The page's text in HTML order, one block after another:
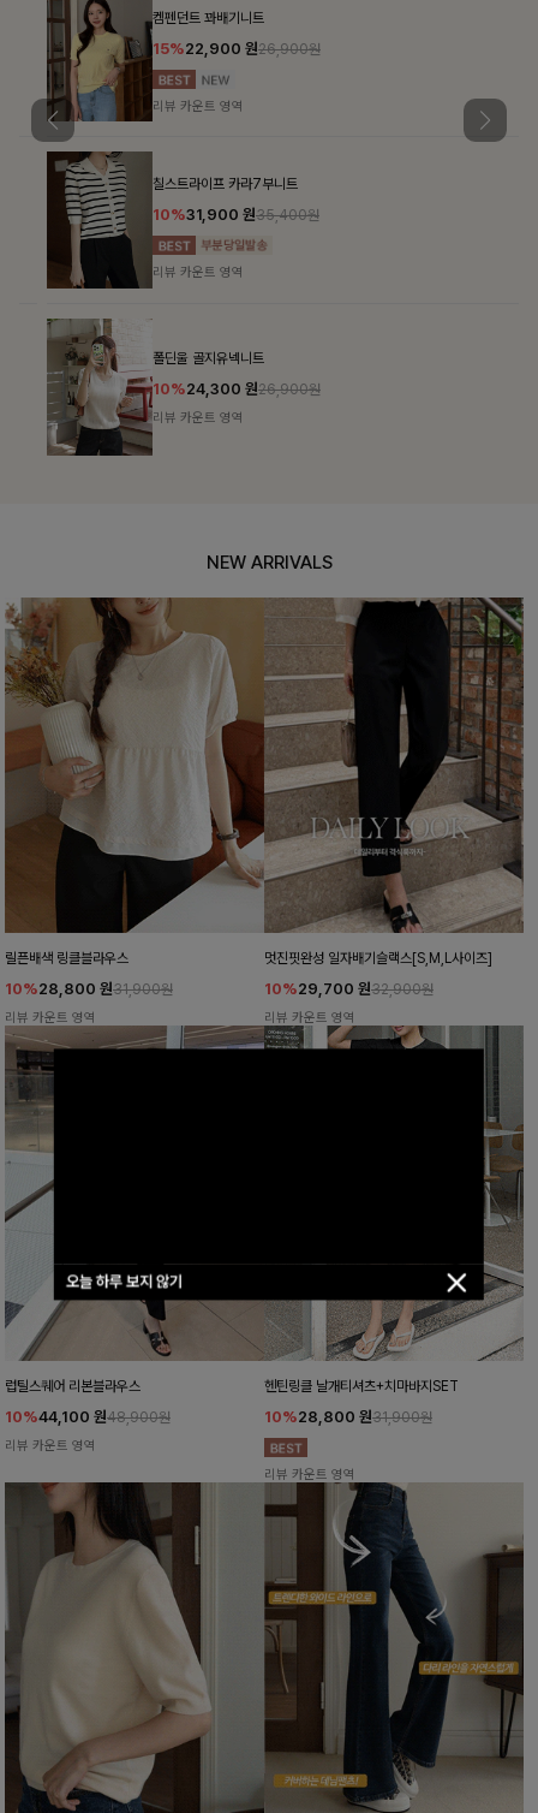
오늘 하루 보지 않기
켐펜던트 꽈배기니트
15%22,900원26,900원
리뷰 카운트 영역
칠스트라이프 카라7부니트
10%31,900원35,400원
리뷰 카운트 영역
폴딘울 골지유넥니트
10%24,300원26,900원
리뷰 카운트 영역
NEW ARRIVALS
릴픈배색 링클블라우스
10%28,800 원31,900원
리뷰 카운트 영역
멋진핏완성 일자배기슬랙스[S,M,L사이즈]
10%29,700 원32,900원
리뷰 카운트 영역
럽틸스퀘어 리본블라우스
10%44,100 원48,900원
리뷰 카운트 영역
헨틴링클 날개티셔츠+치마바지SET
10%28,800 원31,900원
리뷰 카운트 영역